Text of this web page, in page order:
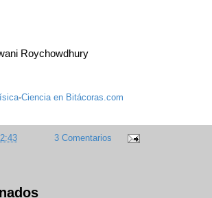
Roychowdhury
-Ciencia en Bitácoras.com
3 Comentarios